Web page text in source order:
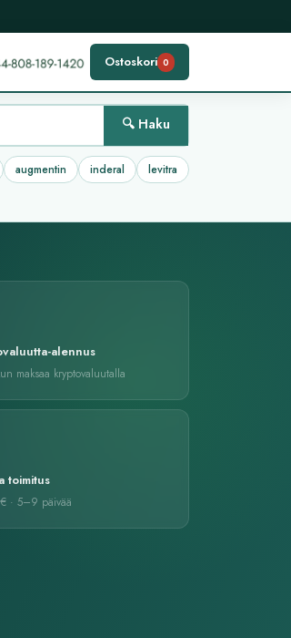
Ostoskori 0
🔍 Haku
augmentin inderal
levitra
alennus
maksaa kryptovaluutalla
toimitus
· 5–9 päivää